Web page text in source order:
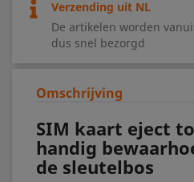
Verzending uit NL
De artikelen worden
dus snel bezorgd
Omschrijving
SIM kaart eject
handig
de sleutelbos